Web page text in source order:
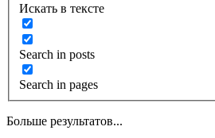
Искать в тексте
Search in posts
Search in pages
Больше результатов...